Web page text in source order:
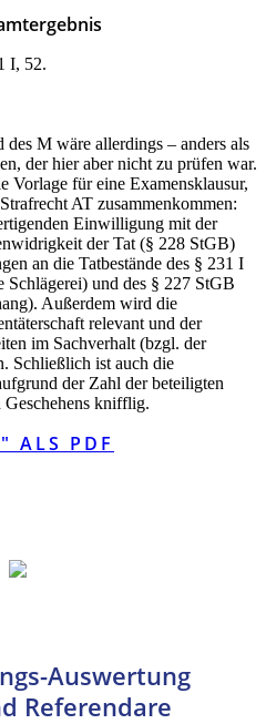
I, 52.
M wäre allerdings – anders als
der hier aber nicht zu prüfen war.
Vorlage für eine Examensklausur,
AT zusammenkommen:
Einwilligung mit der
der Tat (§ 228 StGB)
an die Tatbestände des § 231 I
Schlägerei) und des § 227 StGB
Außerdem wird die
relevant und der
im Sachverhalt (bzgl. der
Schließlich ist auch die
der Zahl der beteiligten
Geschehens knifflig.
ALS PDF
Auswertung
Referendare